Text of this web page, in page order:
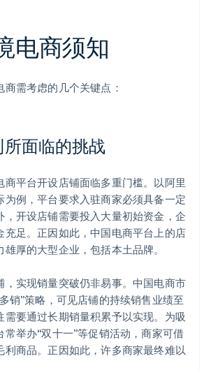
电商须知
需考虑的几个关键点：
面临的挑战
商平台开设店铺面临多重门槛。以阿里
为例，平台要求入驻商家必须具备一定
，开设店铺需要投入大量初始资金，企
充足。正因如此，中国电商平台上的店
厚的大型企业，包括本土品牌。
，实现销量突破仍非易事。中国电商市
销”策略，可见店铺的持续销售业绩至
需要通过长期销量积累予以实现。为吸
常举办“双十一”等促销活动，商家可借
利商品。正因如此，许多商家最终难以